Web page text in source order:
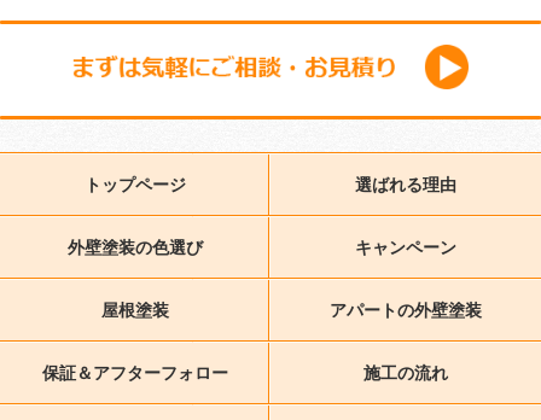
トップページ 選ばれる理由
外壁塗装の色選び キャンペーン
屋根塗装 アパートの外壁塗装
保証＆アフターフォロー 施工の流れ